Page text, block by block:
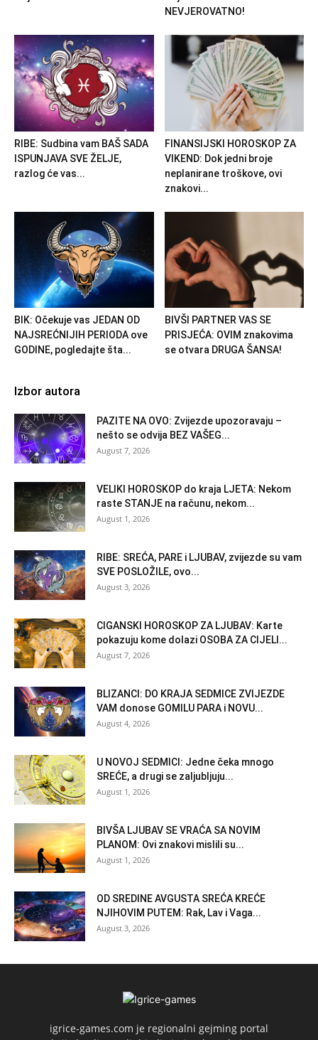
NEVJEROVATNO!
RIBE: Sudbina vam BAŠ SADA
ISPUNJAVA SVE ŽELJE,
razlog će vas...
FINANSIJSKI HOROSKOP ZA
VIKEND: Dok jedni broje
neplanirane troškove, ovi
znakovi...
BIK: Očekuje vas JEDAN OD
NAJSREĆNIJIH PERIODA ove
GODINE, pogledajte šta...
BIVŠI PARTNER VAS SE
PRISJEĆA: OVIM znakovima
se otvara DRUGA ŠANSA!
Izbor autora
PAZITE NA OVO: Zvijezde upozoravaju –
nešto se odvija BEZ VAŠEG...
August 7, 2026
VELIKI HOROSKOP do kraja LJETA: Nekom
raste STANJE na računu, nekom...
August 1, 2026
RIBE: SREĆA, PARE i LJUBAV, zvijezde su vam
SVE POSLOŽILE, ovo...
August 3, 2026
CIGANSKI HOROSKOP ZA LJUBAV: Karte
pokazuju kome dolazi OSOBA ZA CIJELI...
August 7, 2026
BLIZANCI: DO KRAJA SEDMICE ZVIJEZDE
VAM donose GOMILU PARA i NOVU...
August 4, 2026
U NOVOJ SEDMICI: Jedne čeka mnogo
SREĆE, a drugi se zaljubljuju...
August 1, 2026
BIVŠA LJUBAV SE VRAĆA SA NOVIM
PLANOM: Ovi znakovi mislili su...
August 1, 2026
OD SREDINE AVGUSTA SREĆA KREĆE
NJIHOVIM PUTEM: Rak, Lav i Vaga...
August 3, 2026
igrice-games.com je regionalni gejming portal